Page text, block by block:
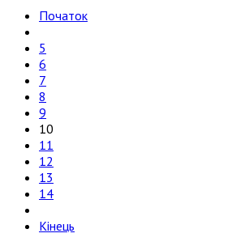
Початок
5
6
7
8
9
10
11
12
13
14
Кінець